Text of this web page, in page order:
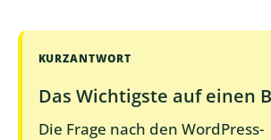
KURZANTWORT
Das Wichtigste auf einen
Die Frage nach den WordPress-